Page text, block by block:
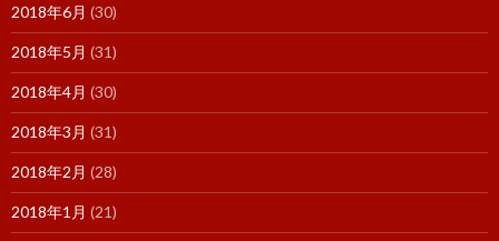
2018年6月 (30)
2018年5月 (31)
2018年4月 (30)
2018年3月 (31)
2018年2月 (28)
2018年1月 (21)